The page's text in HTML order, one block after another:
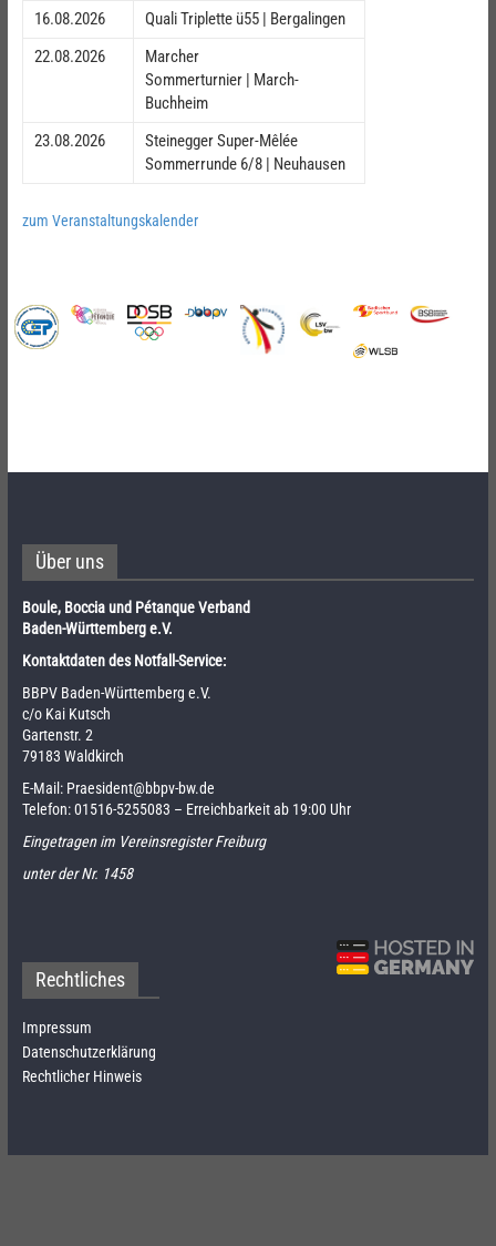
16.08.2026
Quali Triplette ü55 | Bergalingen
22.08.2026
Marcher
Sommerturnier | March-
Buchheim
23.08.2026
Steinegger Super-Mêlée
Sommerrunde 6/8 | Neuhausen
zum Veranstaltungskalender
Über uns
Boule, Boccia und Pétanque Verband
Baden-Württemberg e.V.
Kontaktdaten des Notfall-Service:
BBPV Baden-Württemberg e.V.
c/o Kai Kutsch
Gartenstr. 2
79183 Waldkirch
E-Mail: Praesident@bbpv-bw.de
Telefon:01516-5255083 – Erreichbarkeit ab 19:00 Uhr
Eingetragen im Vereinsregister Freiburg
unter der Nr. 1458
Rechtliches
Impressum
Datenschutzerklärung
Rechtlicher Hinweis